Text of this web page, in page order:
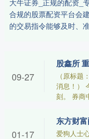
大牛证券_正规的配资_
合规的股票配资平台会
的交易指令能够及时、
（原标
消息！）
刻。 券商
09-27
爱狗人士
01-17